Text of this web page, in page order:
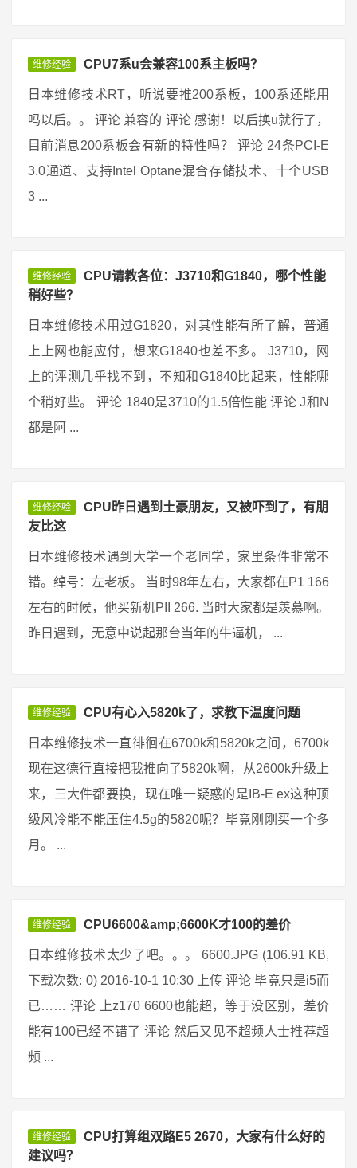
维修经验 CPU7系u会兼容100系主板吗？
日本维修技术RT，听说要推200系板，100系还能用
吗以后。。 评论 兼容的 评论 感谢！以后换u就行了，
目前消息200系板会有新的特性吗？ 评论 24条PCI-E
3.0通道、支持Intel Optane混合存储技术、十个USB
3 ...
维修经验
CPU请教各位：J3710和G1840，哪个性能
稍好些？
日本维修技术用过G1820，对其性能有所了解，普通
上上网也能应付，想来G1840也差不多。 J3710，网
上的评测几乎找不到，不知和G1840比起来，性能哪
个稍好些。 评论 1840是3710的1.5倍性能 评论 J和N
都是阿 ...
维修经验
CPU昨日遇到土豪朋友，又被吓到了，有朋
友比这
日本维修技术遇到大学一个老同学，家里条件非常不
错。绰号：左老板。 当时98年左右，大家都在P1 166
左右的时候，他买新机PII 266. 当时大家都是羡慕啊。
昨日遇到，无意中说起那台当年的牛逼机， ...
维修经验 CPU有心入5820k了，求教下温度问题
日本维修技术一直徘徊在6700k和5820k之间，6700k
现在这德行直接把我推向了5820k啊，从2600k升级上
来，三大件都要换，现在唯一疑惑的是IB-E ex这种顶
级风冷能不能压住4.5g的5820呢？毕竟刚刚买一个多
月。 ...
维修经验 CPU6600&amp;6600K才100的差价
日本维修技术太少了吧。。。 6600.JPG (106.91 KB,
下载次数: 0) 2016-10-1 10:30 上传 评论 毕竟只是i5而
已…… 评论 上z170 6600也能超，等于没区别，差价
能有100已经不错了 评论 然后又见不超频人士推荐超
频 ...
维修经验
CPU打算组双路E5 2670，大家有什么好的
建议吗？